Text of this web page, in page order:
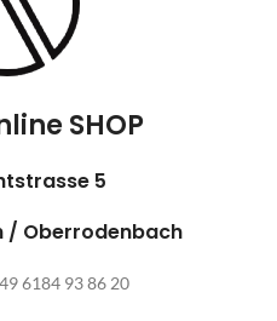
SHOP
5
/ Oberrodenbach
6184 93 86 20